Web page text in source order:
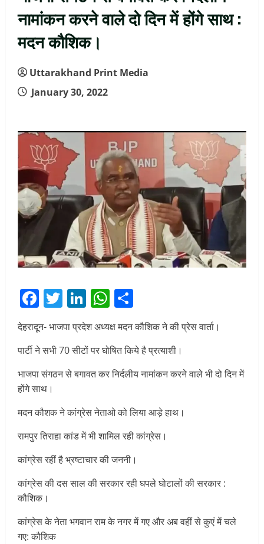
नामांकन करने वाले दो दिन में होंगे साथ :
मदन कौशिक।
Uttarakhand Print Media
January 30, 2022
Facebook
Twitter
LinkedIn
WhatsApp
देहरादून- भाजपा प्रदेश अध्यक्ष मदन कौशिक ने की प्रेस वार्ता।
पार्टी ने सभी 70 सीटों पर घोषित किये है प्रत्याशी।
भाजपा संगठन से बगावत कर निर्दलीय नामांकन करने वाले भी दो दिन में
होंगे साथ।
मदन कौशक ने कांग्रेस नेताओ को लिया आड़े हाथ।
रामपुर तिराहा कांड में भी शामिल रही कांग्रेस।
कांग्रेस रहीं है भ्रष्टाचार की जननी।
कांग्रेस की दस साल की सरकार रही घपले घोटालों की सरकार :
कौशिक।
कांग्रेस के नेता भगवान राम के नगर में गए और अब वहीं से कुएं में चले
गए: कौशिक